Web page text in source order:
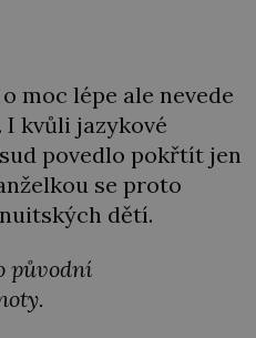
moc lépe ale nevede
I kvůli jazykové
povedlo pokřtít jen
se proto
dětí.
původní